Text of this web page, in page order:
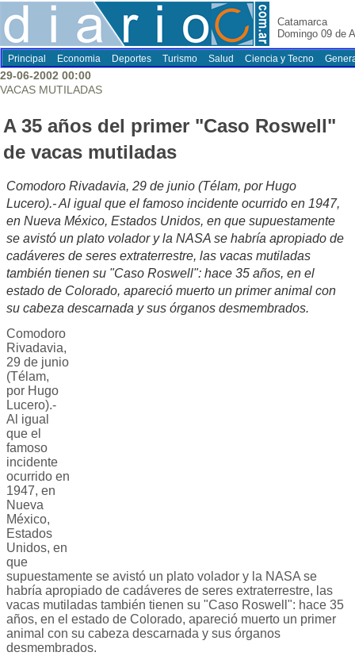
Catamarca
Domingo 09 de
Principal Economia Deportes Turismo Salud Ciencia y Tecno
29-06-2002 00:00
VACAS MUTILADAS
A 35 años del primer "Caso Roswell"
de vacas mutiladas
Comodoro Rivadavia, 29 de junio (Télam, por Hugo
Lucero).- Al igual que el famoso incidente ocurrido en 1947,
en Nueva México, Estados Unidos, en que supuestamente
se avistó un plato volador y la NASA se habría apropiado de
cadáveres de seres extraterrestre, las vacas mutiladas
también tienen su "Caso Roswell": hace 35 años, en el
estado de Colorado, apareció muerto un primer animal con
su cabeza descarnada y sus órganos desmembrados.
Comodoro
Rivadavia,
29 de junio
(Télam,
por Hugo
Lucero).-
Al igual
que el
famoso
incidente
ocurrido en
1947, en
Nueva
México,
Estados
Unidos, en
que
supuestamente se avistó un plato volador y la NASA se
habría apropiado de cadáveres de seres extraterrestre, las
vacas mutiladas también tienen su "Caso Roswell": hace 35
años, en el estado de Colorado, apareció muerto un primer
animal con su cabeza descarnada y sus órganos
desmembrados.